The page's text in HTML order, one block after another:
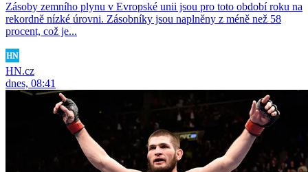
Zásoby zemního plynu v Evropské unii jsou pro toto období roku na
rekordně nízké úrovni. Zásobníky jsou naplněny z méně než 58
procent, což je...
HN.cz
dnes, 08:41